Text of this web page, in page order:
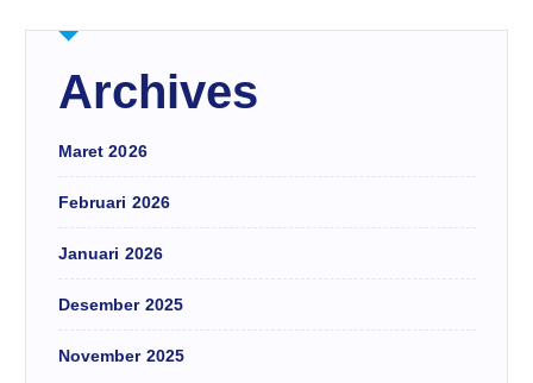
Archives
Maret 2026
Februari 2026
Januari 2026
Desember 2025
November 2025